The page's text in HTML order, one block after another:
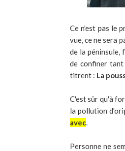
Ce n'est pas le
vue, ce ne sera
de la péninsule,
de confiner tant
titrent : La
C'est sûr qu'à
la pollution
avec.
Personne ne